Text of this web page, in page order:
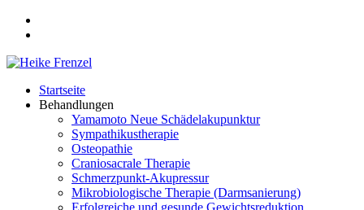
Startseite
Behandlungen
Yamamoto Neue Schädelakupunktur
Sympathikustherapie
Osteopathie
Craniosacrale Therapie
Schmerzpunkt-Akupressur
Mikrobiologische Therapie (Darmsanierung)
Erfolgreiche und gesunde Gewichtsreduktion